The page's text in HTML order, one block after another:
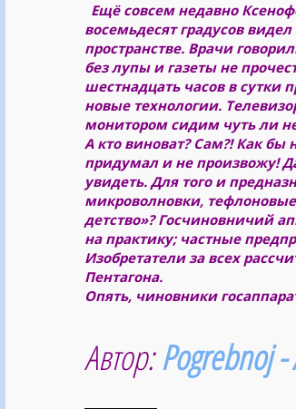
Ещё совсем недавно
восемьдесят градусов
пространстве. Врачи
без лупы и газеты не
шестнадцать часов в сутки
новые технологии.
монитором сидим чуть ли
А кто виноват? Сам?! Как
придумал и не произвожу!
увидеть. Для того и
микроволновки,
детство»? Госчиновничий
на практику; частные
Изобретатели за всех
Пентагона.
Опять, чиновники
Автор:Pogrebnoj